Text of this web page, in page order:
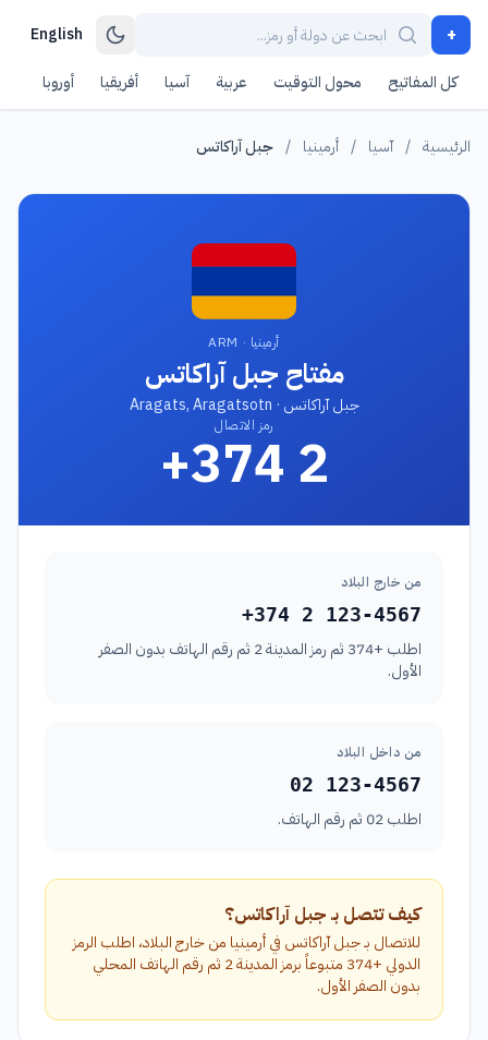
+
English
كل المفاتيح محول التوقيت عربية آسيا أفريقيا أوروبا
الرئيسية / آسيا / أرمينيا / جبل آراكاتس
أرمينيا · ARM
مفتاح جبل آراكاتس
جبل آراكاتس · Aragats, Aragatsotn
رمز الاتصال
+374 2
من خارج البلاد
+374 2 123-4567
اطلب +374 ثم رمز المدينة 2 ثم رقم الهاتف بدون الصفر
الأول.
من داخل البلاد
02 123-4567
اطلب 02 ثم رقم الهاتف.
كيف تتصل بـ جبل آراكاتس؟
للاتصال بـ جبل آراكاتس في أرمينيا من خارج البلاد، اطلب الرمز
الدولي +374 متبوعاً برمز المدينة 2 ثم رقم الهاتف المحلي
بدون الصفر الأول.